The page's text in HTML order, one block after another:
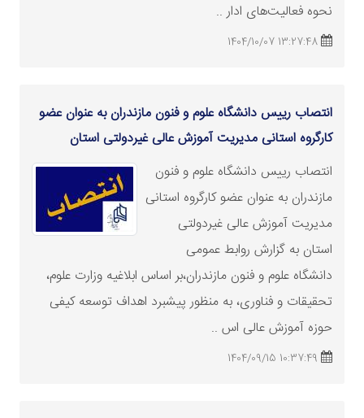
نحوه فعالیت‌های ادار ..
13:27:48 1404/10/07
انتصاب رییس دانشگاه علوم و فنون مازندران به عنوان عضو
کارگروه استانی مدیریت آموزش عالی غیردولتی استان
انتصاب رییس دانشگاه علوم و فنون
مازندران به عنوان عضو کارگروه استانی
مدیریت آموزش عالی غیردولتی
استان به گزارش روابط عمومی
دانشگاه علوم و فنون مازندران،بر اساس ابلاغیه وزارت علوم،
تحقیقات و فناوری، به منظور پیشبرد اهداف توسعه کیفی
حوزه آموزش عالی اس ..
10:37:49 1404/09/15